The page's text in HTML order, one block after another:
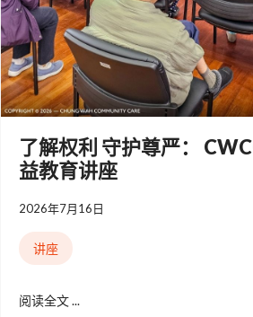
了解权利 守护尊严：
益教育讲座
2026年7月16日
讲座
阅读全文 ...